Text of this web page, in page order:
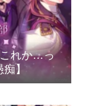
れか…っ
】